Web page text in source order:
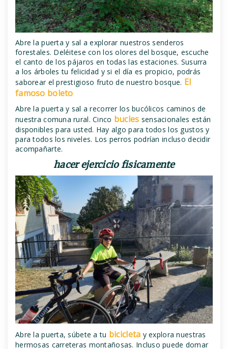
Abre la puerta y sal a explorar nuestros senderos
forestales. Deléitese con los olores del bosque, escuche
el canto de los pájaros en todas las estaciones. Susurra
a los árboles tu felicidad y si el día es propicio, podrás
saborear el prestigioso fruto de nuestro bosque. El
famoso boleto
Abre la puerta y sal a recorrer los bucólicos caminos de
nuestra comuna rural. Cinco bucles sensacionales están
disponibles para usted. Hay algo para todos los gustos y
para todos los niveles. Los perros podrían incluso decidir
acompañarte.
hacer ejercicio fisicamente
Abre la puerta, súbete a tu bicicleta y explora nuestras
hermosas carreteras montañosas. Incluso puede domar